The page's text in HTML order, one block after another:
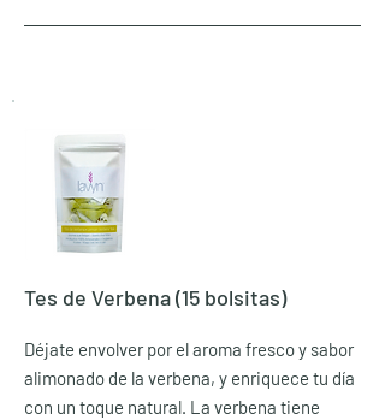
Tes de Verbena (15 bolsitas)
Déjate envolver por el aroma fresco y sabor
alimonado de la verbena, y enriquece tu día
con un toque natural. La verbena tiene